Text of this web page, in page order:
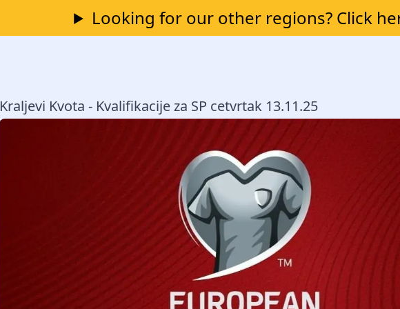
Looking for our other regions? Click
Kraljevi Kvota - Kvalifikacije za SP cetvrtak 13.11.25